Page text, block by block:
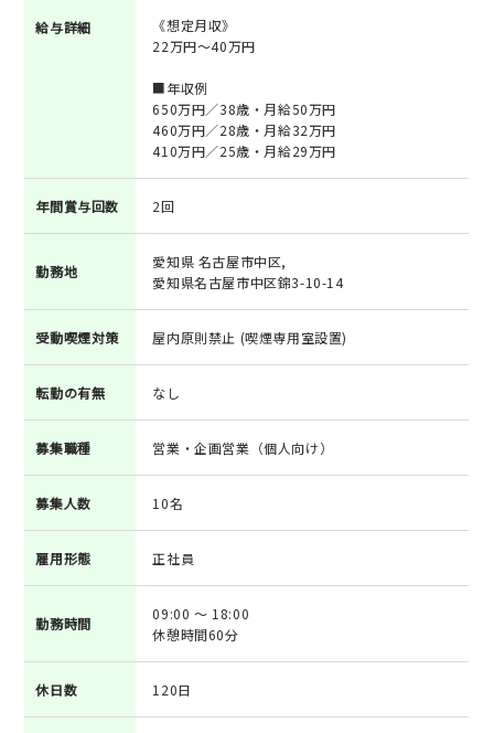
給与詳細
《想定月収》
22万円～40万円
■年収例
650万円／38歳・月給50万円
460万円／28歳・月給32万円
410万円／25歳・月給29万円
年間賞与回数 2回
勤務地
愛知県 名古屋市中区,
愛知県名古屋市中区錦3-10-14
受動喫煙対策 屋内原則禁止 (喫煙専用室設置)
転勤の有無 なし
募集職種 営業・企画営業（個人向け）
募集人数 10名
雇用形態 正社員
勤務時間
09:00 ～ 18:00
休憩時間60分
休日数 120日